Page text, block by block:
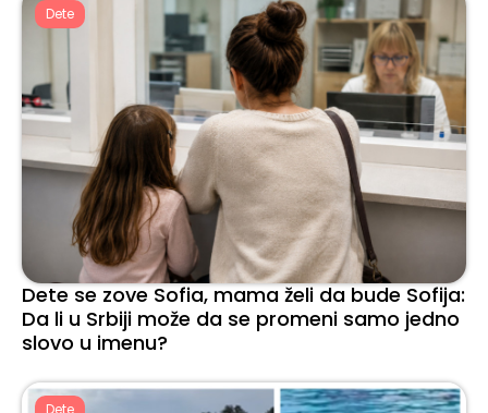
Dete
Dete se zove Sofia, mama želi da bude Sofija:
Da li u Srbiji može da se promeni samo jedno
slovo u imenu?
Dete